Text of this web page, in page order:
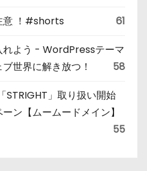
意 ！#shorts 61
れよう - WordPressテーマ
ブ世界に解き放つ！
58
」取り扱い開始
ン【ムームードメイン】
55